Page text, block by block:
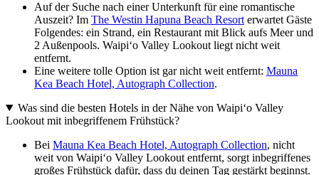
Auf der Suche nach einer Unterkunft für eine romantische
Auszeit? Im The Westin Hapuna Beach Resort erwartet Gäste
Folgendes: ein Strand, ein Restaurant mit Blick aufs Meer und
2 Außenpools. Waipiʻo Valley Lookout liegt nicht weit
entfernt.
Eine weitere tolle Option ist gar nicht weit entfernt: Mauna
Kea Beach Hotel, Autograph Collection.
Was sind die besten Hotels in der Nähe von Waipiʻo Valley
Lookout mit inbegriffenem Frühstück?
Bei Mauna Kea Beach Hotel, Autograph Collection, nicht
weit von Waipiʻo Valley Lookout entfernt, sorgt inbegriffenes
großes Frühstück dafür, dass du deinen Tag gestärkt beginnst.